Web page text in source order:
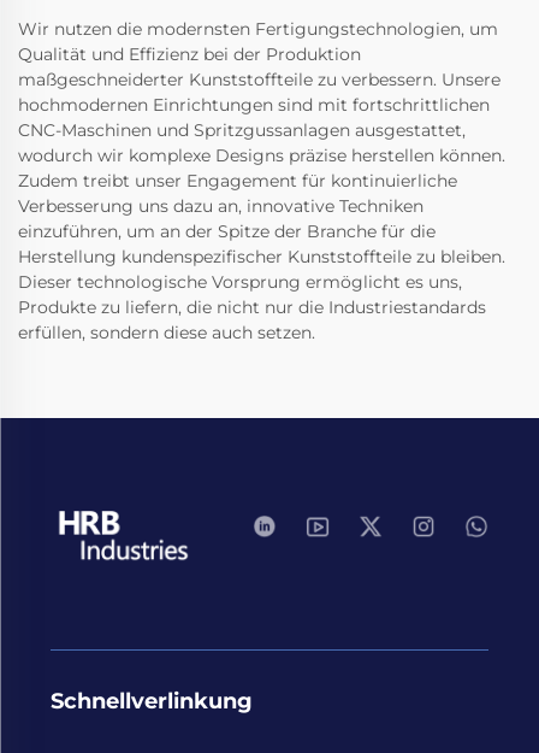
Wir nutzen die modernsten Fertigungstechnologien, um
Qualität und Effizienz bei der Produktion
maßgeschneiderter Kunststoffteile zu verbessern. Unsere
hochmodernen Einrichtungen sind mit fortschrittlichen
CNC-Maschinen und Spritzgussanlagen ausgestattet,
wodurch wir komplexe Designs präzise herstellen können.
Zudem treibt unser Engagement für kontinuierliche
Verbesserung uns dazu an, innovative Techniken
einzuführen, um an der Spitze der Branche für die
Herstellung kundenspezifischer Kunststoffteile zu bleiben.
Dieser technologische Vorsprung ermöglicht es uns,
Produkte zu liefern, die nicht nur die Industriestandards
erfüllen, sondern diese auch setzen.
Schnellverlinkung